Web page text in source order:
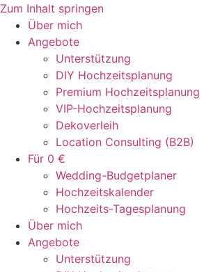
Zum Inhalt springen
Über mich
Angebote
Unterstützung
DIY Hochzeitsplanung
Premium Hochzeitsplanung
VIP-Hochzeitsplanung
Dekoverleih
Location Consulting (B2B)
Für 0 €
Wedding-Budgetplaner
Hochzeitskalender
Hochzeits-Tagesplanung
Über mich
Angebote
Unterstützung